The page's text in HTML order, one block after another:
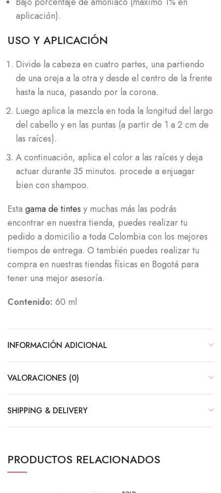
aplicación).
USO Y APLICACIÓN
Divide la cabeza en cuatro partes, una partiendo
de una oreja a la otra y desde el centro de la frente
hasta la nuca, pasando por la corona.
Luego aplica la mezcla en toda la longitud del largo
del cabello y en las puntas (a partir de 1 a 2 cm de
las raíces).
A continuación, aplica el color a las raíces y deja
actuar durante 35 minutos. procede a enjuagar
bien con shampoo.
Esta gama de tintes y muchas más las podrás
encontrar en nuestra tienda, puedes realizar tu
pedido a domicilio a toda Colombia con los mejores
tiempos de entrega. O también puedes realizar tu
compra en nuestras tiendas físicas en Bogotá para
tener una mejor asesoría.
Contenido: 60 ml
INFORMACIÓN ADICIONAL
VALORACIONES (0)
SHIPPING & DELIVERY
PRODUCTOS RELACIONADOS